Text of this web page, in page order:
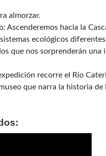
almorzar.
Ascenderemos hacia la
ecológicos
que nos sorprenderán
recorre el Río
que narra la historia